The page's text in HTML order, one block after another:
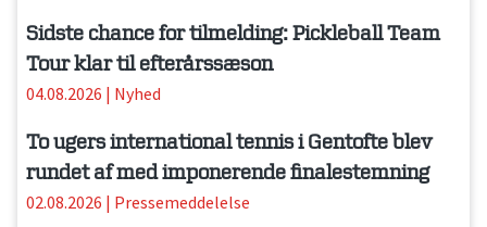
Sidste chance for tilmelding: Pickleball Team
Tour klar til efterårssæson
04.08.2026 | Nyhed
To ugers international tennis i Gentofte blev
rundet af med imponerende finalestemning
02.08.2026 | Pressemeddelelse